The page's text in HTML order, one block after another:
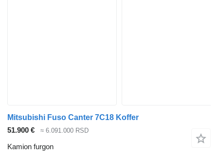
Mitsubishi Fuso Canter 7C18 Koffer
51.900 €
≈ 6.091.000 RSD
Kamion furgon